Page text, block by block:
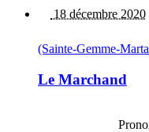
18 décembre 2020
(Sainte-Gemme-
Le Marchand